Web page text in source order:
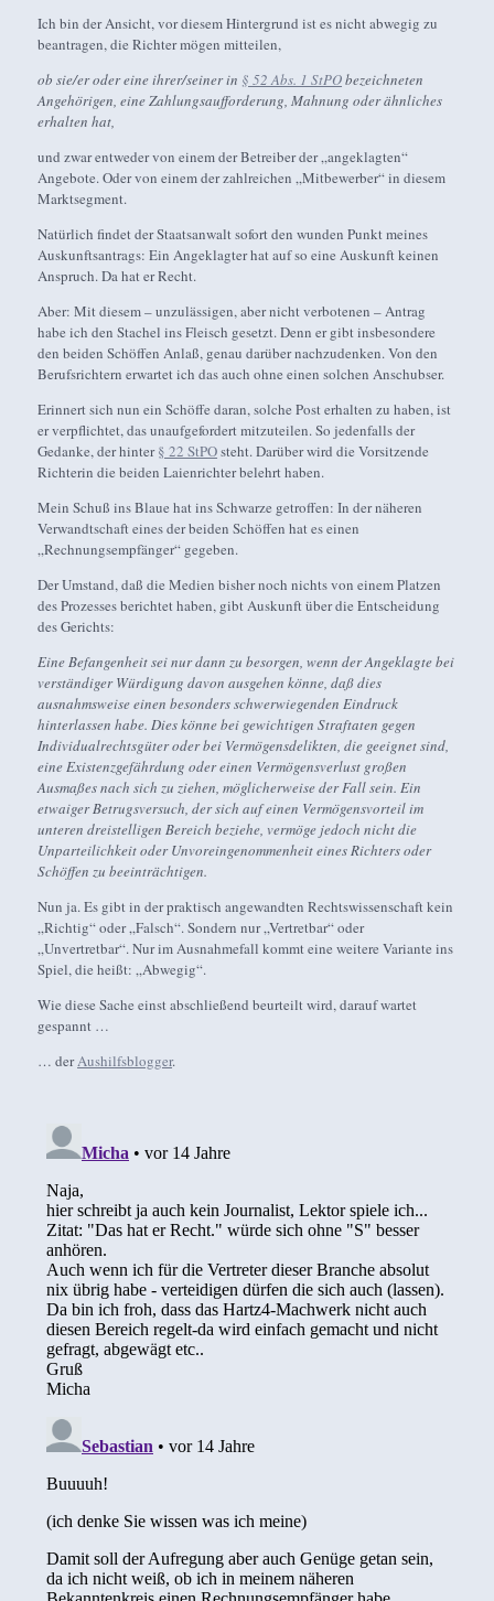
Ich bin der Ansicht, vor diesem Hintergrund ist es nicht abwegig zu
beantragen, die Richter mögen mitteilen,
ob sie/er oder eine ihrer/seiner in § 52 Abs. 1 StPObezeichneten
Angehörigen, eine Zahlungsaufforderung, Mahnung oder ähnliches
erhalten hat,
und zwar entweder von einem der Betreiber der „angeklagten“
Angebote. Oder von einem der zahlreichen „Mitbewerber“ in diesem
Marktsegment.
Natürlich findet der Staatsanwalt sofort den wunden Punkt meines
Auskunftsantrags: Ein Angeklagter hat auf so eine Auskunft keinen
Anspruch. Da hat er Recht.
Aber: Mit diesem – unzulässigen, aber nicht verbotenen – Antrag
habe ich den Stachel ins Fleisch gesetzt. Denn er gibt insbesondere
den beiden Schöffen Anlaß, genau darüber nachzudenken. Von den
Berufsrichtern erwartet ich das auch ohne einen solchen Anschubser.
Erinnert sich nun ein Schöffe daran, solche Post erhalten zu haben, ist
er verpflichtet, das unaufgefordert mitzuteilen. So jedenfalls der
Gedanke, der hinter§ 22 StPOsteht. Darüber wird die Vorsitzende
Richterin die beiden Laienrichter belehrt haben.
Mein Schuß ins Blaue hat ins Schwarze getroffen: In der näheren
Verwandtschaft eines der beiden Schöffen hat es einen
„Rechnungsempfänger“ gegeben.
Der Umstand, daß die Medien bisher noch nichts von einem Platzen
des Prozesses berichtet haben, gibt Auskunft über die Entscheidung
des Gerichts:
Eine Befangenheit sei nur dann zu besorgen, wenn der Angeklagte bei
verständiger Würdigung davon ausgehen könne, daß dies
ausnahmsweise einen besonders schwerwiegenden Eindruck
hinterlassen habe. Dies könne bei gewichtigen Straftaten gegen
Individualrechtsgüter oder bei Vermögensdelikten, die geeignet sind,
eine Existenzgefährdung oder einen Vermögensverlust großen
Ausmaßes nach sich zu ziehen, möglicherweise der Fall sein. Ein
etwaiger Betrugsversuch, der sich auf einen Vermögensvorteil im
unteren dreistelligen Bereich beziehe, vermöge jedoch nicht die
Unparteilichkeit oder Unvoreingenommenheit eines Richters oder
Schöffen zu beeinträchtigen.
Nun ja. Es gibt in der praktisch angewandten Rechtswissenschaft kein
„Richtig“ oder „Falsch“. Sondern nur „Vertretbar“ oder
„Unvertretbar“. Nur im Ausnahmefall kommt eine weitere Variante ins
Spiel, die heißt: „Abwegig“.
Wie diese Sache einst abschließend beurteilt wird, darauf wartet
gespannt …
… derAushilfsblogger.